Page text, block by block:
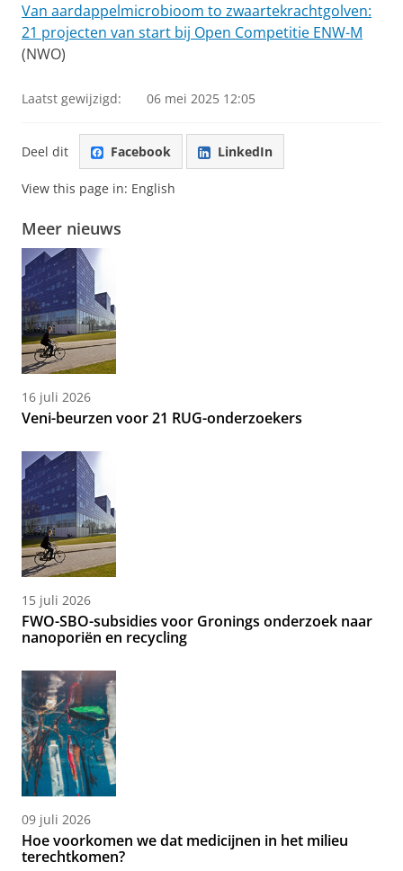
Van aardappelmicrobioom to zwaartekrachtgolven:
21 projecten van start bij Open Competitie ENW-M
(NWO)
Laatst gewijzigd: 06 mei 2025 12:05
Deel dit Facebook LinkedIn
View this page in: English
Meer nieuws
16 juli 2026
Veni-beurzen voor 21 RUG-onderzoekers
15 juli 2026
FWO-SBO-subsidies voor Gronings onderzoek naar
nanoporiën en recycling
09 juli 2026
Hoe voorkomen we dat medicijnen in het milieu
terechtkomen?